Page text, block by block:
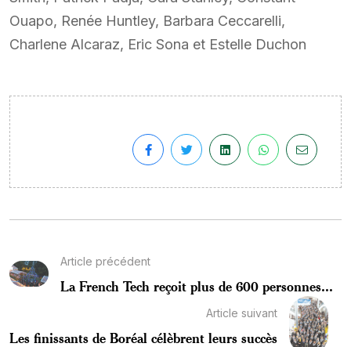
Ouapo, Renée Huntley, Barbara Ceccarelli,
Charlene Alcaraz, Eric Sona et Estelle Duchon
Article précédent
La French Tech reçoit plus de 600 personnes...
Article suivant
Les finissants de Boréal célèbrent leurs succès